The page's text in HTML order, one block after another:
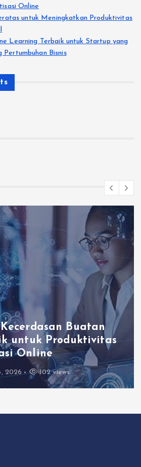
Online
untuk Meningkatkan Produktivitas
Learning Terbaik untuk Startup yang
Pertumbuhan Bisnis
Buatan
untuk Produktivitas
Online
2026 102 views